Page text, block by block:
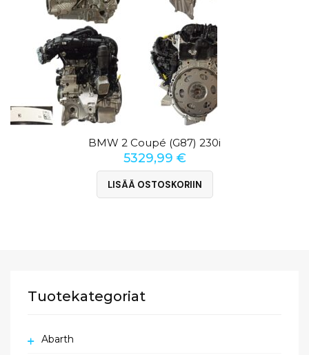
BMW 2 Coupé (G87) 230i
5329,99 €
LISÄÄ OSTOSKORIIN
Tuotekategoriat
Abarth